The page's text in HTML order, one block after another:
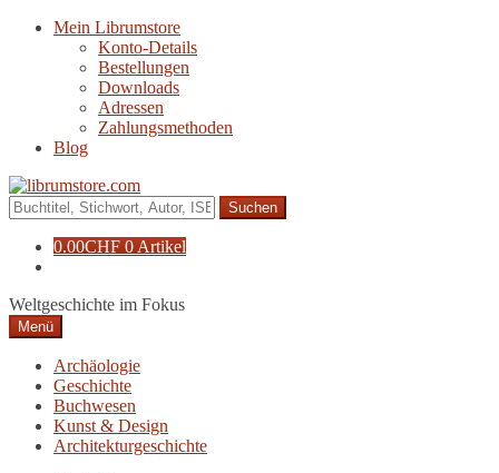
Navigation
Zum
Mein Librumstore
Konto-Details
Bestellungen
Downloads
Adressen
Zahlungsmethoden
Blog
Suche
nach:
0.00CHF 0 Artikel
Weltgeschichte im Fokus
Menü
Archäologie
Geschichte
Buchwesen
Kunst & Design
Architekturgeschichte